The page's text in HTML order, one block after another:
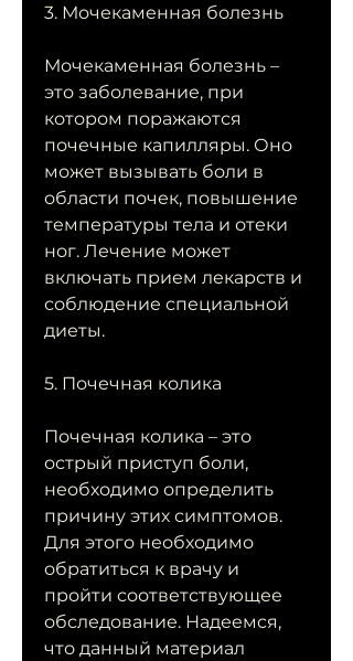
3. Мочекаменная болезнь
Мочекаменная болезнь –
это заболевание, при
котором поражаются
почечные капилляры. Оно
может вызывать боли в
области почек, повышение
температуры тела и отеки
ног. Лечение может
включать прием лекарств и
соблюдение специальной
диеты.
5. Почечная колика
Почечная колика – это
острый приступ боли,
необходимо определить
причину этих симптомов.
Для этого необходимо
обратиться к врачу и
пройти соответствующее
обследование. Надеемся,
что данный материал